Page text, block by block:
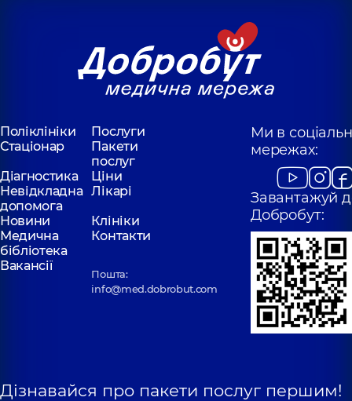
Поліклініки
Послуги
Стаціонар
Пакети
послуг
Діагностика
Ціни
Невідкладна
допомога
Лікарі
Новини
Клініки
Медична
бібліотека
Контакти
Вакансії
Пошта:
info@med.dobrobut.com
Ми в
мережах:
Завантажуй
Добробут:
Дізнавайся про пакети послуг першим!